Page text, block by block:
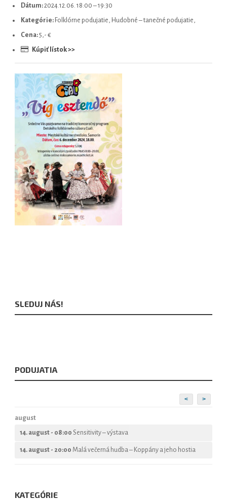
Dátum:2024.12.06. 18:00–19:30
Kategórie: Folklórne podujatie, Hudobné – tanečné podujatie,
Cena: 5,- €
Kúpiť lístok >>
SLEDUJ NÁS!
PODUJATIA
< >
august
14. august - 08:00 Sensitivity – výstava
14. august - 20:00 Malá večerná hudba – Koppány a jeho hostia
KATEGÓRIE